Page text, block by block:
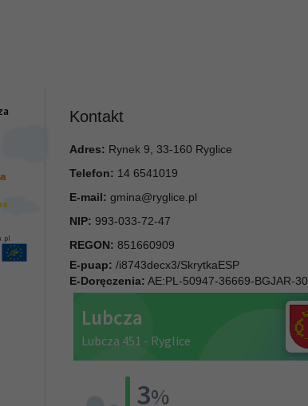
Kontakt
Adres: Rynek 9, 33-160 Ryglice
Telefon: 14 6541019
E-mail: gmina@ryglice.pl
NIP: 993-033-72-47
REGON: 851660909
E-puap: /i8743decx3/SkrytkaESP
E-Doręczenia: AE:PL-50947-36669-BGJAR-30